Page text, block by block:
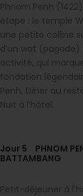
Phnom Penh
étape : le temple
une petite colline
d’un wat (pagode)
activité, qui
fondation
Penh. Dîner au
Nuit à l’hôtel.
Jour 5
PHNOM
BATTAMBANG
Petit-déjeuner à